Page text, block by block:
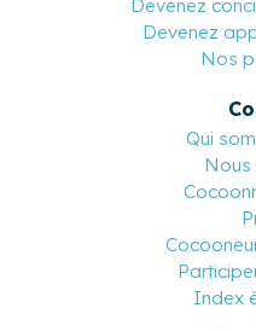
Cocoonr X
Notre
Devenez
Devenez
Nos
Qui
Nous